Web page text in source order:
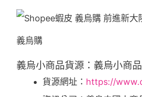
義烏購
義烏小商品貨源：義烏小商
貨源網址： https://